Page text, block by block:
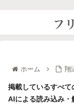
ホーム 翔
掲載しているすべ
AIによる読み込み・